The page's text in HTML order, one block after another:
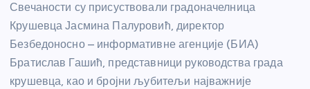
Свечаности су присуствовали градоначелница
Крушевца Јасмина Палуровић, директор
Безбедоносно – информативне агенције (БИА)
Братислав Гашић, представници руководства града
крушевца, као и бројни љубитељи најважније